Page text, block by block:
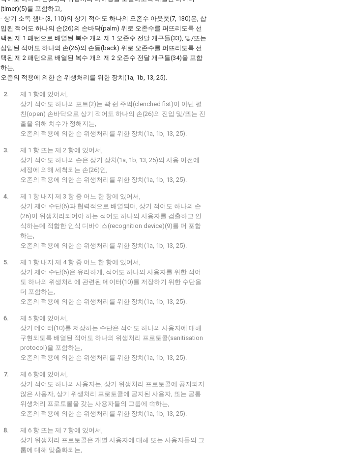
(timer)(5)를 포함하고,
- 상기 소독 챔버(3, 110)의 상기 적어도 하나의 오존수 아웃풋(7, 130)은, 삽
입된 적어도 하나의 손(26)의 손바닥(palm) 위로 오존수를 퍼뜨리도록 선
택된 제 1 패턴으로 배열된 복수 개의 제 1 오존수 전달 개구들(33), 및/또는
삽입된 적어도 하나의 손(26)의 손등(back) 위로 오존수를 퍼뜨리도록 선
택된 제 2 패턴으로 배열된 복수 개의 제 2 오존수 전달 개구들(34)을 포함
하는,
오존의 적용에 의한 손 위생처리를 위한 장치(1a, 1b, 13, 25).
제 1 항에 있어서,
상기 적어도 하나의 포트(2)는 꽉 쥔 주먹(clenched fist)이 아닌 펼
친(open) 손바닥으로 상기 적어도 하나의 손(26)의 진입 및/또는 진
출을 위해 치수가 정해지는,
오존의 적용에 의한 손 위생처리를 위한 장치(1a, 1b, 13, 25).
제 1 항 또는 제 2 항에 있어서,
상기 적어도 하나의 손은 상기 장치(1a, 1b, 13, 25)의 사용 이전에
세정에 의해 세척되는 손(26)인,
오존의 적용에 의한 손 위생처리를 위한 장치(1a, 1b, 13, 25).
제 1 항 내지 제 3 항 중 어느 한 항에 있어서,
상기 제어 수단(6)과 협력적으로 배열되며, 상기 적어도 하나의 손
(26)이 위생처리되어야 하는 적어도 하나의 사용자를 검출하고 인
식하는데 적합한 인식 디바이스(recognition device)(9)를 더 포함
하는,
오존의 적용에 의한 손 위생처리를 위한 장치(1a, 1b, 13, 25).
제 1 항 내지 제 4 항 중 어느 한 항에 있어서,
상기 제어 수단(6)은 유리하게, 적어도 하나의 사용자를 위한 적어
도 하나의 위생처리에 관련된 데이터(10)를 저장하기 위한 수단을
더 포함하는,
오존의 적용에 의한 손 위생처리를 위한 장치(1a, 1b, 13, 25).
제 5 항에 있어서,
상기 데이터(10)를 저장하는 수단은 적어도 하나의 사용자에 대해
구현되도록 배열된 적어도 하나의 위생처리 프로토콜(sanitisation
protocol)을 포함하는,
오존의 적용에 의한 손 위생처리를 위한 장치(1a, 1b, 13, 25).
제 6 항에 있어서,
상기 적어도 하나의 사용자는, 상기 위생처리 프로토콜에 공지되지
않은 사용자, 상기 위생처리 프로토콜에 공지된 사용자, 또는 공통
위생처리 프로토콜을 갖는 사용자들의 그룹에 속하는,
오존의 적용에 의한 손 위생처리를 위한 장치(1a, 1b, 13, 25).
제 6 항 또는 제 7 항에 있어서,
상기 위생처리 프로토콜은 개별 사용자에 대해 또는 사용자들의 그
룹에 대해 맞춤화되는,